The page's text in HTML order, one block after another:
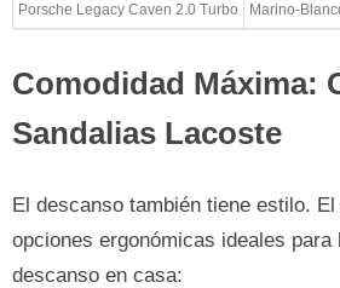
Porsche Legacy Caven 2.0 Turbo Marino-
Comodidad Máxima:
Sandalias Lacoste
El descanso también tiene estilo.
opciones ergonómicas ideales
descanso en casa: